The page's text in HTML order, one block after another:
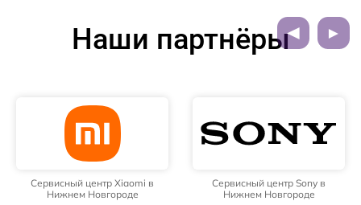
Наши партнёры
Сервисный центр Xiaomi в
Нижнем Новгороде
Сервисный центр Sony в
Нижнем Новгороде